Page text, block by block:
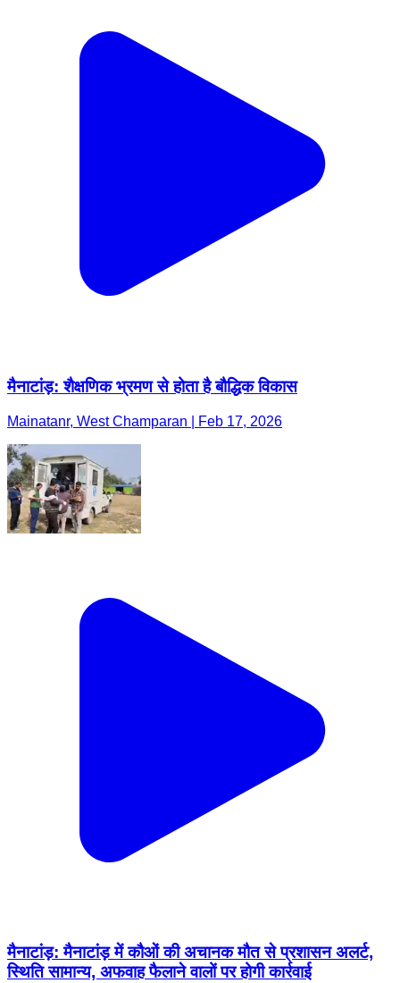
मैनाटांड़: शैक्षणिक भ्रमण से होता है बौद्धिक विकास
Mainatanr, West Champaran | Feb 17, 2026
मैनाटांड़: मैनाटांड़ में कौओं की अचानक मौत से प्रशासन अलर्ट,
स्थिति सामान्य, अफवाह फैलाने वालों पर होगी कार्रवाई